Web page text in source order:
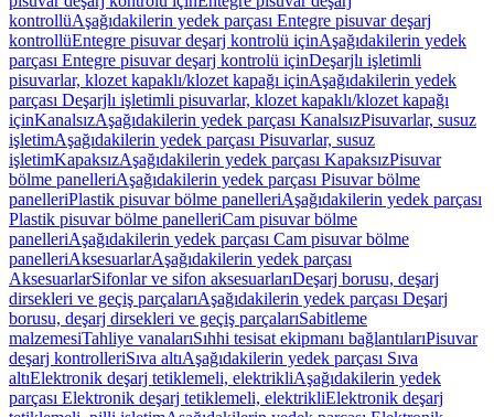
kontrollüAşağıdakilerin yedek parçası Entegre pisuvar deşarj
kontrollüEntegre pisuvar deşarj kontrolü içinAşağıdakilerin yedek
parçası Entegre pisuvar deşarj kontrolü içinDeşarjlı işletimli
pisuvarlar, klozet kapaklı/klozet kapağı içinAşağıdakilerin yedek
parçası Deşarjlı işletimli pisuvarlar, klozet kapaklı/klozet kapağı
içinKanalsızAşağıdakilerin yedek parçası KanalsızPisuvarlar, susuz
işletimAşağıdakilerin yedek parçası Pisuvarlar, susuz
işletimKapaksızAşağıdakilerin yedek parçası KapaksızPisuvar
bölme panelleriAşağıdakilerin yedek parçası Pisuvar bölme
panelleriPlastik pisuvar bölme panelleriAşağıdakilerin yedek parçası
Plastik pisuvar bölme panelleriCam pisuvar bölme
panelleriAşağıdakilerin yedek parçası Cam pisuvar bölme
panelleriAksesuarlarAşağıdakilerin yedek parçası
AksesuarlarSifonlar ve sifon aksesuarlarıDeşarj borusu, deşarj
dirsekleri ve geçiş parçalarıAşağıdakilerin yedek parçası Deşarj
borusu, deşarj dirsekleri ve geçiş parçalarıSabitleme
malzemesiTahliye vanalarıSıhhi tesisat ekipmanı bağlantılarıPisuvar
deşarj kontrolleriSıva altıAşağıdakilerin yedek parçası Sıva
altıElektronik deşarj tetiklemeli, elektrikliAşağıdakilerin yedek
parçası Elektronik deşarj tetiklemeli, elektrikliElektronik deşarj